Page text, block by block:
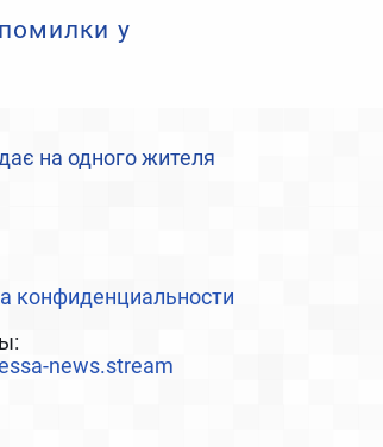
у
на одного жителя
конфиденциальности
news.stream